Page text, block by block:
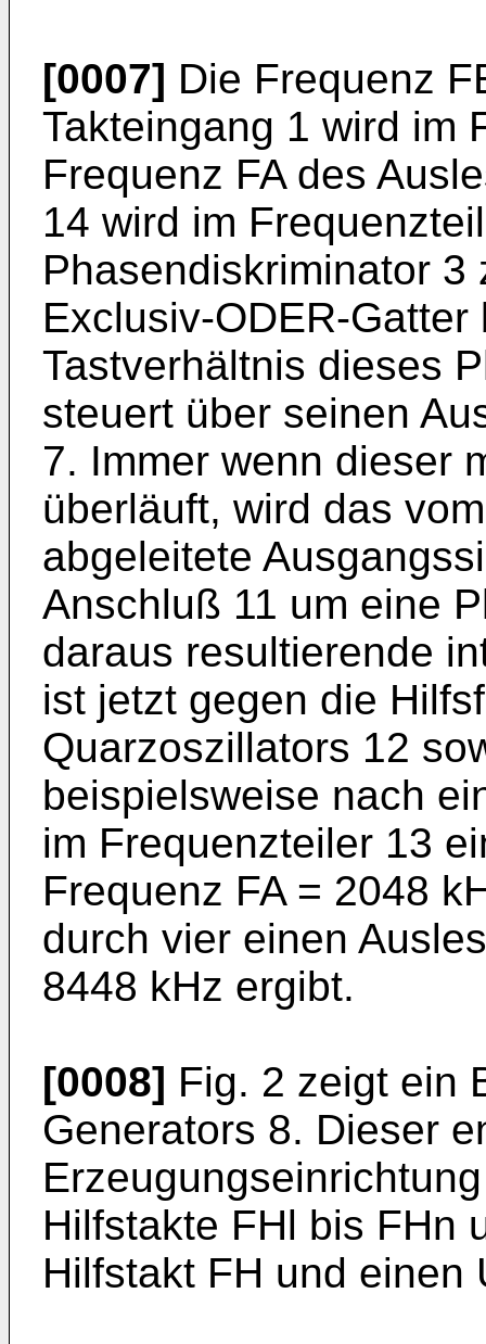
[0007] Die Frequenz
Takteingang 1 wird im
Frequenz FA des
14 wird im
Phasendiskriminator
Exclusiv-ODER-
Tastverhältnis dieses
steuert über seinen
7. Immer wenn dieser
überläuft, wird das
abgeleitete
Anschluß 11 um eine
daraus resultierende
ist jetzt gegen die
Quarzoszillators 12
beispielsweise nach
im Frequenzteiler 13
Frequenz FA = 2048
durch vier einen
8448 kHz ergibt.
[0008] Fig. 2 zeigt ein
Generators 8. Dieser
Hilfstakte FHl bis FHn
Hilfstakt FH und einen